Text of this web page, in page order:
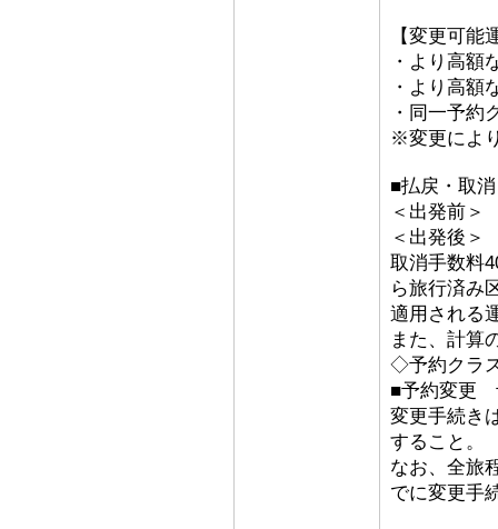
【変更可能
・より高額
・より高額
・同一予約
※変更によ
■払戻・取
＜出発前＞
＜出発後
取消手数料
ら旅行済み
適用される
また、計算
◇予約クラ
■予約変更
変更手続き
すること。
なお、全旅
でに変更手